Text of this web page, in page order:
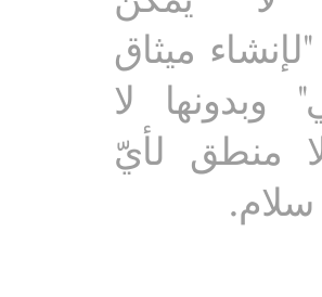
ميثاق
وبدونها لا
منطق لأيّ